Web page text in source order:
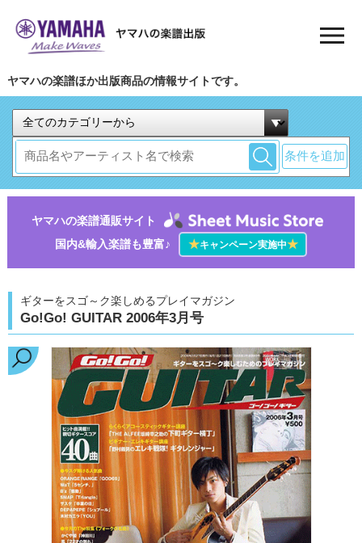
ヤマハの楽譜ほか出版商品の情報サイトです。
条件を追加
ヤマハの楽譜通販サイト
国内&輸入楽譜も豊富♪
★キャンペーン実施中★
ギターをスゴ～ク楽しめるプレイマガジン
Go!Go! GUITAR 2006年3月号